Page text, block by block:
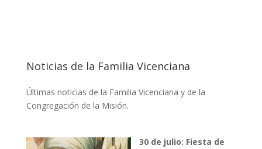
Noticias de la Familia Vicenciana
Últimas noticias de la Familia Vicenciana y de la
Congregación de la Misión.
30 de julio: Fiesta de